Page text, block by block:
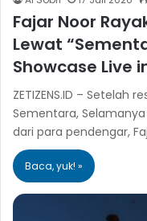
Fajar Noor
Lewat
Showcase Live
ZETIZENS.ID – Setelah
Sementara,
dari para pendengar,
Baca, yuk! »